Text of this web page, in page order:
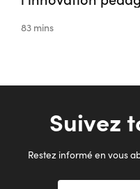
83 mins
Suivez
Restez informé en vous